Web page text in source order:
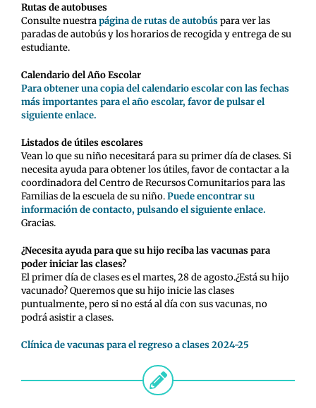
Rutas de autobuses
Consulte nuestrapágina de rutas de autobúspara ver las
paradas de autobús y los horarios de recogida y entrega de su
estudiante.
Calendario del Año Escolar
Para obtener una copia del calendario escolar con las fechas
más importantes para el año escolar, favor de pulsar el
siguiente enlace.
Listados de útiles escolares
Vean lo que su niño necesitará para su primer día de clases. Si
necesita ayuda para obtener los útiles, favor de contactar a la
coordinadora del Centro de Recursos Comunitarios para las
Familias de la escuela de su niño.Puede encontrar su
información de contacto, pulsando el siguiente enlace.
Gracias.
¿Necesita ayuda para que su hijo reciba las vacunas para
poder iniciar las clases?
El primer día de clases es el martes, 28 de agosto.¿Está su hijo
vacunado? Queremos que su hijo inicie las clases
puntualmente, pero si no está al día con sus vacunas, no
podrá asistir a clases.
Clínica de vacunas para el regreso a clases 2024-25